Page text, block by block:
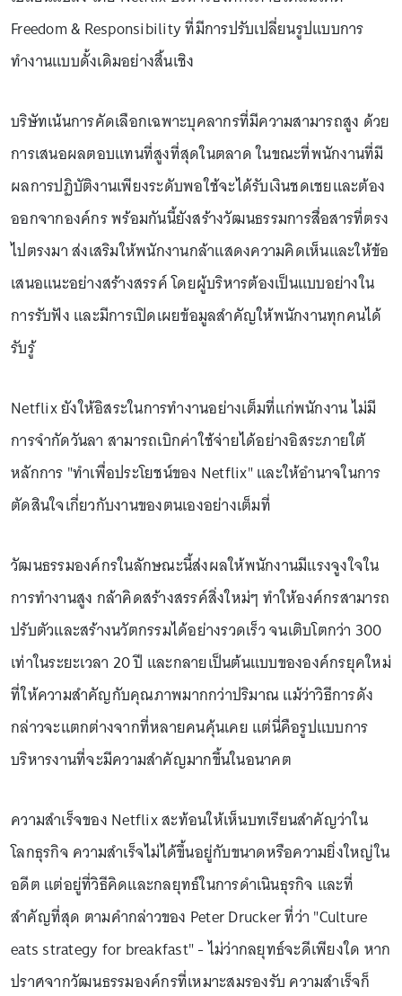
Freedom & Responsibility ที่มีการปรับเปลี่ยนรูปแบบการ
ทำงานแบบดั้งเดิมอย่างสิ้นเชิง
บริษัทเน้นการคัดเลือกเฉพาะบุคลากรที่มีความสามารถสูง ด้วย
การเสนอผลตอบแทนที่สูงที่สุดในตลาด ในขณะที่พนักงานที่มี
ผลการปฏิบัติงานเพียงระดับพอใช้จะได้รับเงินชดเชยและต้อง
ออกจากองค์กร พร้อมกันนี้ยังสร้างวัฒนธรรมการสื่อสารที่ตรง
ไปตรงมา ส่งเสริมให้พนักงานกล้าแสดงความคิดเห็นและให้ข้อ
เสนอแนะอย่างสร้างสรรค์ โดยผู้บริหารต้องเป็นแบบอย่างใน
การรับฟัง และมีการเปิดเผยข้อมูลสำคัญให้พนักงานทุกคนได้
รับรู้
Netflix ยังให้อิสระในการทำงานอย่างเต็มที่แก่พนักงาน ไม่มี
การจำกัดวันลา สามารถเบิกค่าใช้จ่ายได้อย่างอิสระภายใต้
หลักการ "ทำเพื่อประโยชน์ของ Netflix" และให้อำนาจในการ
ตัดสินใจเกี่ยวกับงานของตนเองอย่างเต็มที่
วัฒนธรรมองค์กรในลักษณะนี้ส่งผลให้พนักงานมีแรงจูงใจใน
การทำงานสูง กล้าคิดสร้างสรรค์สิ่งใหม่ๆ ทำให้องค์กรสามารถ
ปรับตัวและสร้างนวัตกรรมได้อย่างรวดเร็ว จนเติบโตกว่า 300
เท่าในระยะเวลา 20 ปี และกลายเป็นต้นแบบขององค์กรยุคใหม่
ที่ให้ความสำคัญกับคุณภาพมากกว่าปริมาณ แม้ว่าวิธีการดัง
กล่าวจะแตกต่างจากที่หลายคนคุ้นเคย แต่นี่คือรูปแบบการ
บริหารงานที่จะมีความสำคัญมากขึ้นในอนาคต
ความสำเร็จของ Netflix สะท้อนให้เห็นบทเรียนสำคัญว่าใน
โลกธุรกิจ ความสำเร็จไม่ได้ขึ้นอยู่กับขนาดหรือความยิ่งใหญ่ใน
อดีต แต่อยู่ที่วิธีคิดและกลยุทธ์ในการดำเนินธุรกิจ และที่
สำคัญที่สุด ตามคำกล่าวของ Peter Drucker ที่ว่า "Culture
eats strategy for breakfast" - ไม่ว่ากลยุทธ์จะดีเพียงใด หาก
ปราศจากวัฒนธรรมองค์กรที่เหมาะสมรองรับ ความสำเร็จก็